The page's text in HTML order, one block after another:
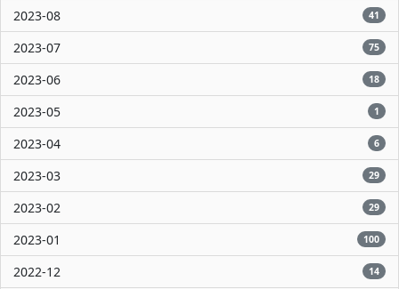
2023-08 41
2023-07 75
2023-06 18
2023-05 1
2023-04 6
2023-03 29
2023-02 29
2023-01 100
2022-12 14